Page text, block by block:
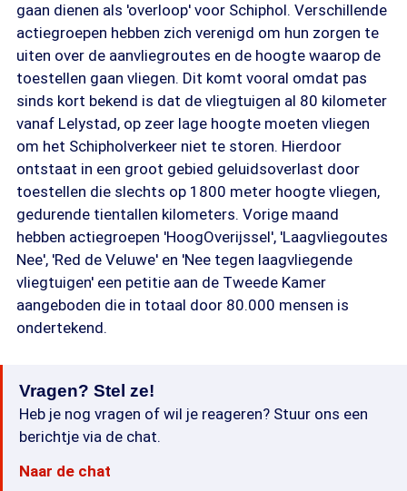
gaan dienen als 'overloop' voor Schiphol. Verschillende
actiegroepen hebben zich verenigd om hun zorgen te
uiten over de aanvliegroutes en de hoogte waarop de
toestellen gaan vliegen. Dit komt vooral omdat pas
sinds kort bekend is dat de vliegtuigen al 80 kilometer
vanaf Lelystad, op zeer lage hoogte moeten vliegen
om het Schipholverkeer niet te storen. Hierdoor
ontstaat in een groot gebied geluidsoverlast door
toestellen die slechts op 1800 meter hoogte vliegen,
gedurende tientallen kilometers. Vorige maand
hebben actiegroepen 'HoogOverijssel', 'Laagvliegoutes
Nee', 'Red de Veluwe' en 'Nee tegen laagvliegende
vliegtuigen' een petitie aan de Tweede Kamer
aangeboden die in totaal door 80.000 mensen is
ondertekend.
Vragen? Stel ze!
Heb je nog vragen of wil je reageren? Stuur ons een
berichtje via de chat.
Naar de chat